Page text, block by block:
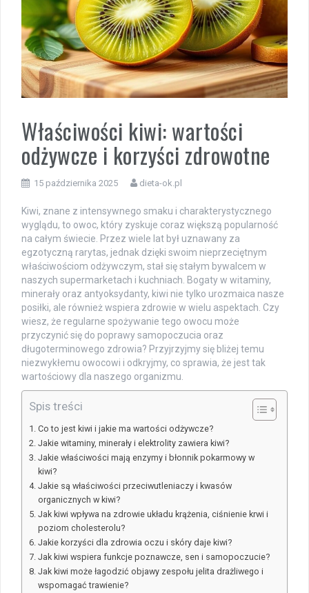
Właściwości kiwi: wartości
odżywcze i korzyści zdrowotne
15 października 2025 dieta-ok.pl
Kiwi, znane z intensywnego smaku i charakterystycznego
wyglądu, to owoc, który zyskuje coraz większą popularność
na całym świecie. Przez wiele lat był uznawany za
egzotyczną rarytas, jednak dzięki swoim nieprzeciętnym
właściwościom odżywczym, stał się stałym bywalcem w
naszych supermarketach i kuchniach. Bogaty w witaminy,
minerały oraz antyoksydanty, kiwi nie tylko urozmaica nasze
posiłki, ale również wspiera zdrowie w wielu aspektach. Czy
wiesz, że regularne spożywanie tego owocu może
przyczynić się do poprawy samopoczucia oraz
długoterminowego zdrowia? Przyjrzyjmy się bliżej temu
niezwykłemu owocowi i odkryjmy, co sprawia, że jest tak
wartościowy dla naszego organizmu.
Spis treści
Co to jest kiwi i jakie ma wartości odżywcze?
Jakie witaminy, minerały i elektrolity zawiera kiwi?
Jakie właściwości mają enzymy i błonnik pokarmowy w
kiwi?
Jakie są właściwości przeciwutleniaczy i kwasów
organicznych w kiwi?
Jak kiwi wpływa na zdrowie układu krążenia, ciśnienie krwi i
poziom cholesterolu?
Jakie korzyści dla zdrowia oczu i skóry daje kiwi?
Jak kiwi wspiera funkcje poznawcze, sen i samopoczucie?
Jak kiwi może łagodzić objawy zespołu jelita drażliwego i
wspomagać trawienie?